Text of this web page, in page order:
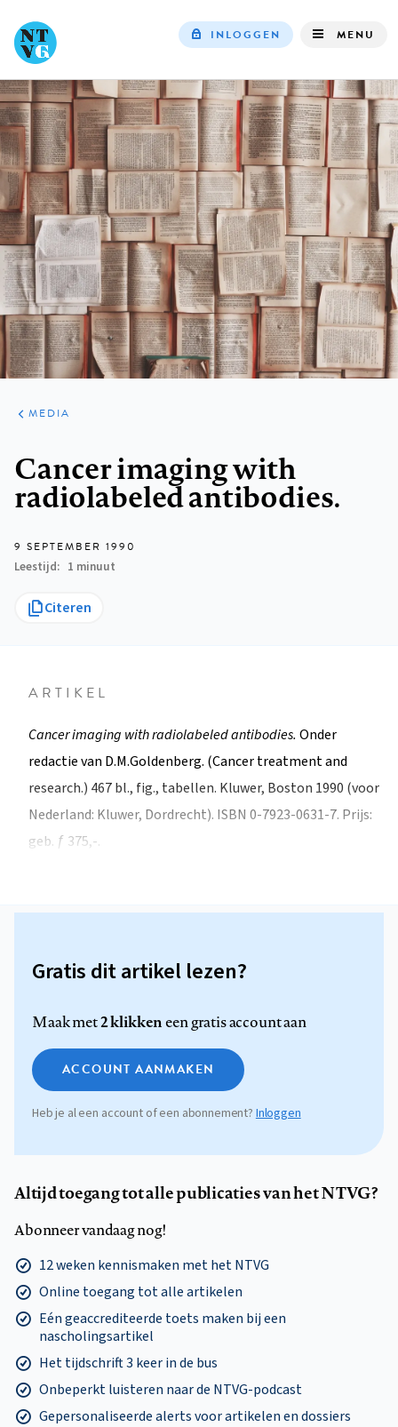
navigation
INLOGGEN MENU
ARTIKELEN
VARIA
MEDIA
Cancer imaging with
radiolabeled antibodies.
9 SEPTEMBER 1990
Leestijd
1 minuut
Citeren
ARTIKEL
Cancer imaging with radiolabeled antibodies. Onder
redactie van D.M.Goldenberg. (Cancer treatment and
research.) 467 bl., fig., tabellen. Kluwer, Boston 1990 (voor
Nederland: Kluwer, Dordrecht). ISBN 0-7923-0631-7. Prijs:
geb. ƒ 375,-.
Gratis dit artikel lezen?
Maak met2 klikkeneen gratis account aan
ACCOUNT AANMAKEN
Heb je al een account of een abonnement? Inloggen
Altijd toegang tot alle publicaties van het NTVG?
Abonneer vandaag nog!
12 weken kennismaken met het NTVG
Online toegang tot alle artikelen
Eén geaccrediteerde toets maken bij een
nascholingsartikel
Het tijdschrift 3 keer in de bus
Onbeperkt luisteren naar de NTVG-podcast
Gepersonaliseerde alerts voor artikelen en dossiers